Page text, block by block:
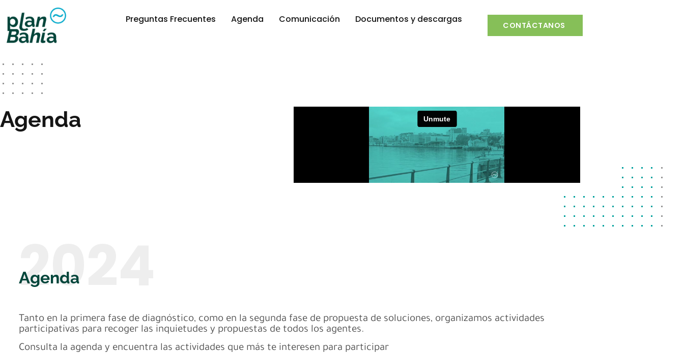
Preguntas Frecuentes Agenda Comunicación Documentos y descargas
CONTÁCTANOS
Agenda
2024
Agenda
Tanto en la primera fase de diagnóstico, como en la segunda fase de propuesta de soluciones, organizamos actividades
participativas para recoger las inquietudes y propuestas de todos los agentes.
Consulta la agenda y encuentra las actividades que más te interesen para participar